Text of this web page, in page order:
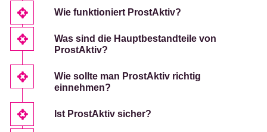
Wie funktioniert ProstAktiv?
Was sind die Hauptbestandteile von
ProstAktiv?
Wie sollte man ProstAktiv richtig
einnehmen?
Ist ProstAktiv sicher?